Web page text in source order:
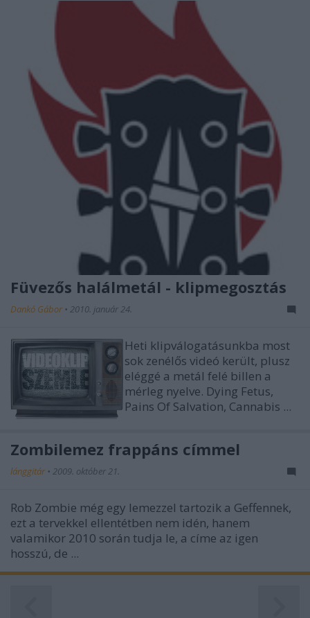
Füvezős halálmetál - klipmegosztás
Dankó Gábor • 2010. január 24.
Heti klipválogatásunkba most
sok zenélős videó került, plusz
eléggé a metál felé billen a
mérleg nyelve. Dying Fetus,
Pains Of Salvation, Cannabis ...
Zombilemez frappáns címmel
lánggitár • 2009. október 21.
Rob Zombie még egy lemezzel tartozik a Geffennek,
ezt a tervekkel ellentétben nem idén, hanem
valamikor 2010 során tudja le, a címe az igen
hosszú, de ...